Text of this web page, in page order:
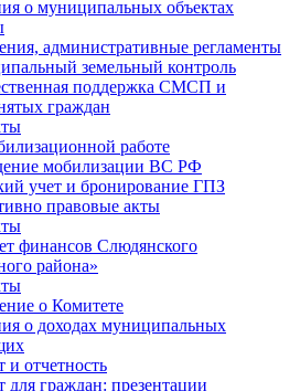
о муниципальных объектах
административные регламенты
земельный контроль
поддержка СМСП и
граждан
работе
мобилизации ВС РФ
учет и бронирование ГПЗ
правовые акты
финансов Слюдянского
района»
о Комитете
о доходах муниципальных
и отчетность
для граждан: презентации